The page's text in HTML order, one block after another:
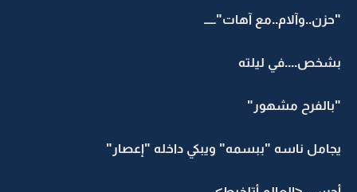
"حزن..وآلام..مع آهات"ـــــ
بشخص....في ليلته
"بالفرح مشهور"
يجامل ناسه "ببسمه" ويبكي داخله "إعصار"